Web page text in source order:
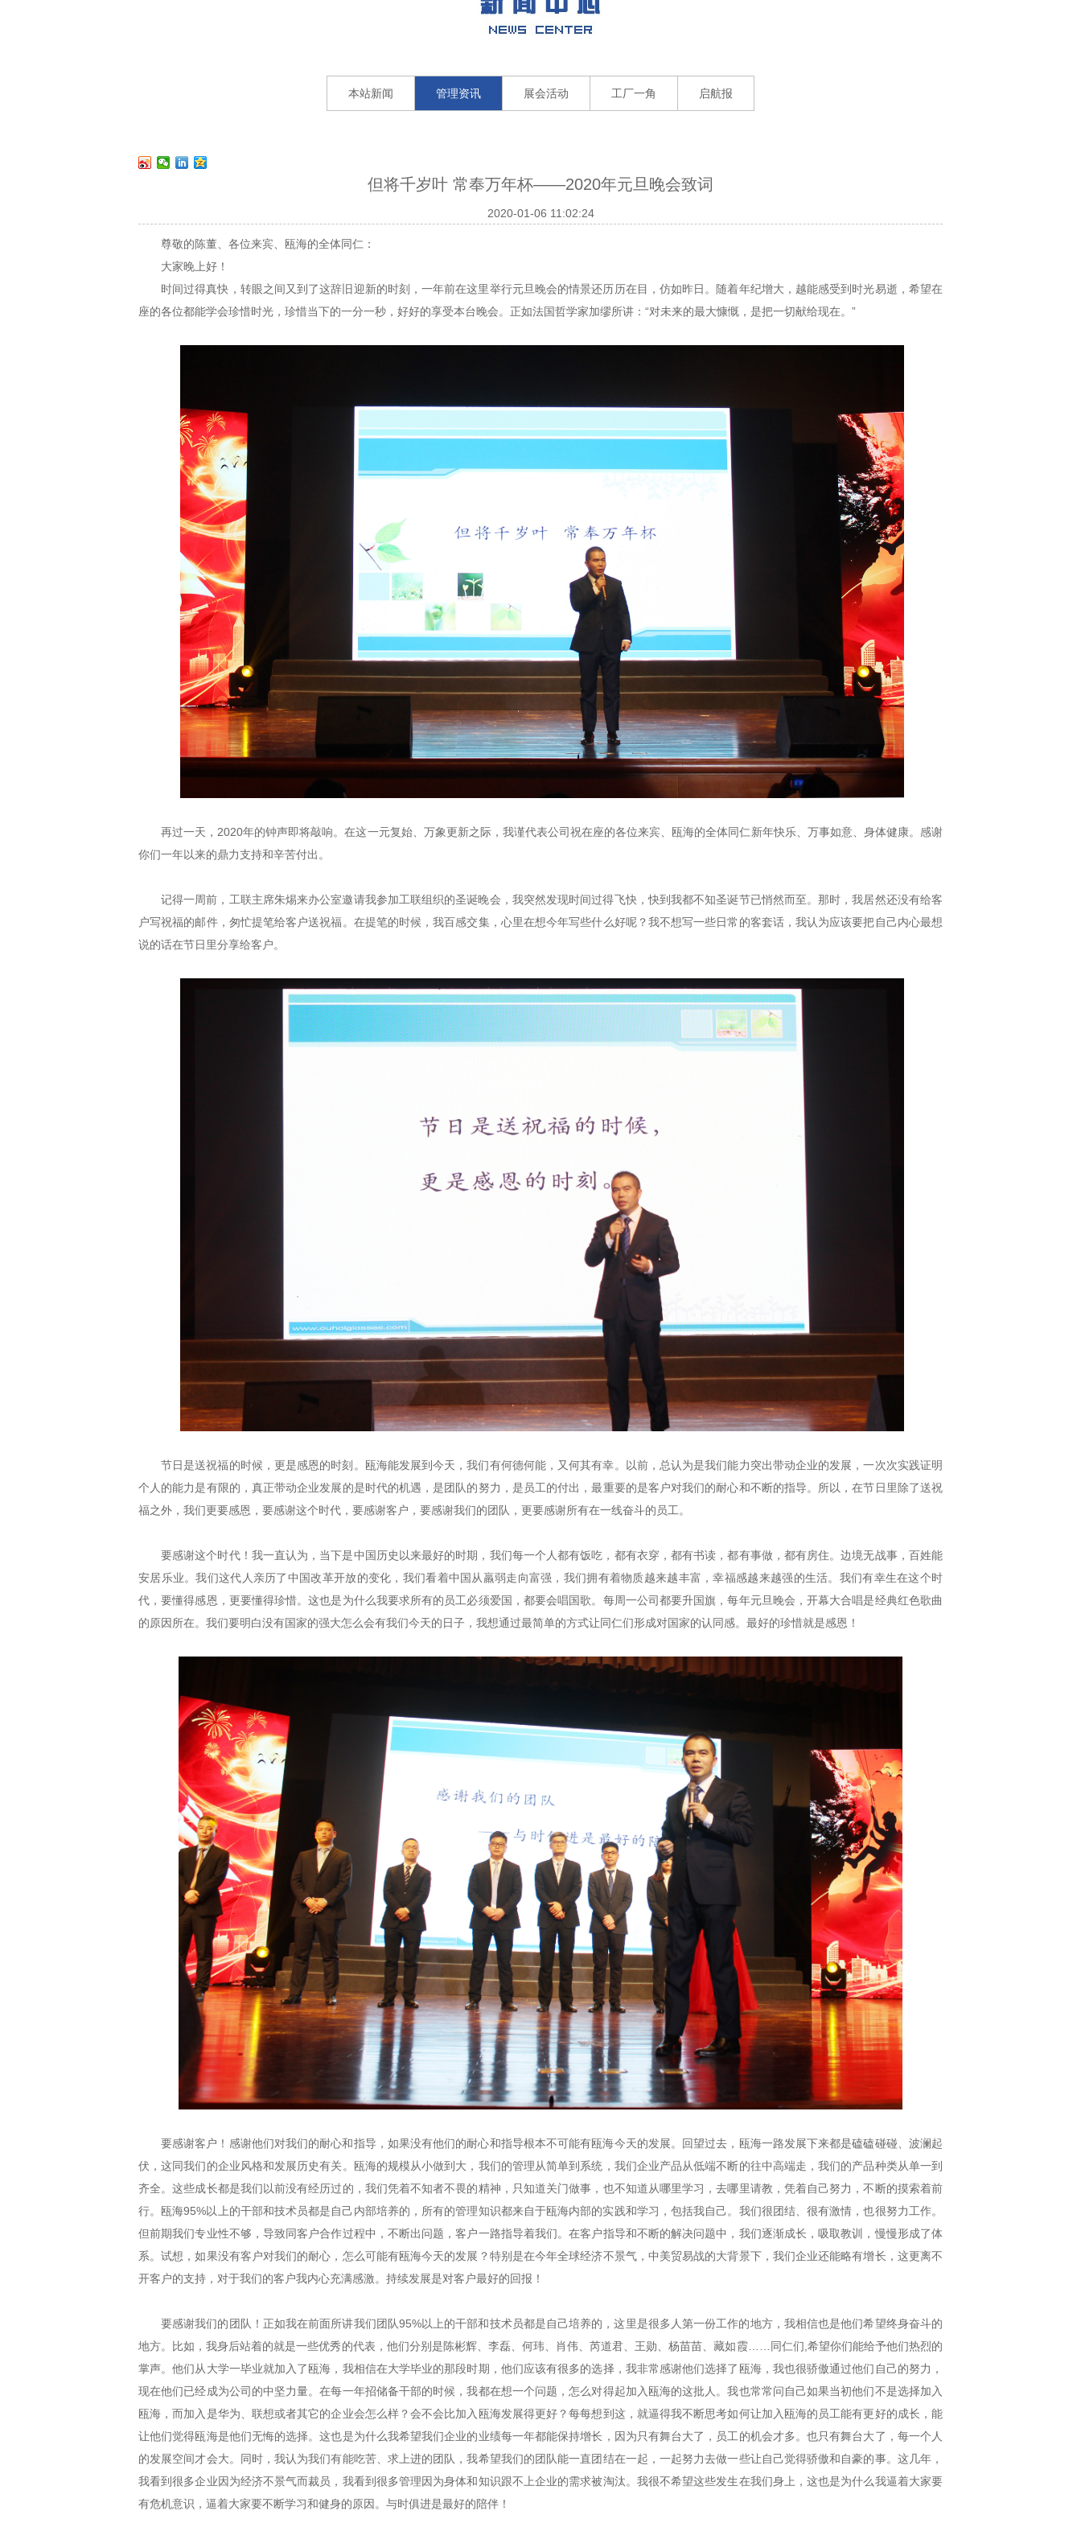
本站新闻 管理资讯 展会活动 工厂一角 启航报
但将千岁叶 常奉万年杯——2020年元旦晚会致词
2020-01-06 11:02:24
尊敬的陈董、各位来宾、瓯海的全体同仁：
大家晚上好！
时间过得真快，转眼之间又到了这辞旧迎新的时刻，一年前在这里举行元旦晚会的情景还历历在目，仿如昨日。随着年纪增大，越能感受到时光易逝，希望在
座的各位都能学会珍惜时光，珍惜当下的一分一秒，好好的享受本台晚会。正如法国哲学家加缪所讲：“对未来的最大慷慨，是把一切献给现在。”
再过一天，2020年的钟声即将敲响。在这一元复始、万象更新之际，我谨代表公司祝在座的各位来宾、瓯海的全体同仁新年快乐、万事如意、身体健康。感谢
你们一年以来的鼎力支持和辛苦付出。
记得一周前，工联主席朱焬来办公室邀请我参加工联组织的圣诞晚会，我突然发现时间过得飞快，快到我都不知圣诞节已悄然而至。那时，我居然还没有给客
户写祝福的邮件，匆忙提笔给客户送祝福。在提笔的时候，我百感交集，心里在想今年写些什么好呢？我不想写一些日常的客套话，我认为应该要把自己内心最想
说的话在节日里分享给客户。
节日是送祝福的时候，更是感恩的时刻。瓯海能发展到今天，我们有何德何能，又何其有幸。以前，总认为是我们能力突出带动企业的发展，一次次实践证明
个人的能力是有限的，真正带动企业发展的是时代的机遇，是团队的努力，是员工的付出，最重要的是客户对我们的耐心和不断的指导。所以，在节日里除了送祝
福之外，我们更要感恩，要感谢这个时代，要感谢客户，要感谢我们的团队，更要感谢所有在一线奋斗的员工。
要感谢这个时代！我一直认为，当下是中国历史以来最好的时期，我们每一个人都有饭吃，都有衣穿，都有书读，都有事做，都有房住。边境无战事，百姓能
安居乐业。我们这代人亲历了中国改革开放的变化，我们看着中国从羸弱走向富强，我们拥有着物质越来越丰富，幸福感越来越强的生活。我们有幸生在这个时
代，要懂得感恩，更要懂得珍惜。这也是为什么我要求所有的员工必须爱国，都要会唱国歌。每周一公司都要升国旗，每年元旦晚会，开幕大合唱是经典红色歌曲
的原因所在。我们要明白没有国家的强大怎么会有我们今天的日子，我想通过最简单的方式让同仁们形成对国家的认同感。最好的珍惜就是感恩！
要感谢客户！感谢他们对我们的耐心和指导，如果没有他们的耐心和指导根本不可能有瓯海今天的发展。回望过去，瓯海一路发展下来都是磕磕碰碰、波澜起
伏，这同我们的企业风格和发展历史有关。瓯海的规模从小做到大，我们的管理从简单到系统，我们企业产品从低端不断的往中高端走，我们的产品种类从单一到
齐全。这些成长都是我们以前没有经历过的，我们凭着不知者不畏的精神，只知道关门做事，也不知道从哪里学习，去哪里请教，凭着自己努力，不断的摸索着前
行。瓯海95%以上的干部和技术员都是自己内部培养的，所有的管理知识都来自于瓯海内部的实践和学习，包括我自己。我们很团结、很有激情，也很努力工作。
但前期我们专业性不够，导致同客户合作过程中，不断出问题，客户一路指导着我们。在客户指导和不断的解决问题中，我们逐渐成长，吸取教训，慢慢形成了体
系。试想，如果没有客户对我们的耐心，怎么可能有瓯海今天的发展？特别是在今年全球经济不景气，中美贸易战的大背景下，我们企业还能略有增长，这更离不
开客户的支持，对于我们的客户我内心充满感激。持续发展是对客户最好的回报！
要感谢我们的团队！正如我在前面所讲我们团队95%以上的干部和技术员都是自己培养的，这里是很多人第一份工作的地方，我相信也是他们希望终身奋斗的
地方。比如，我身后站着的就是一些优秀的代表，他们分别是陈彬辉、李磊、何玮、肖伟、芮道君、王勋、杨苗苗、藏如霞……同仁们,希望你们能给予他们热烈的
掌声。他们从大学一毕业就加入了瓯海，我相信在大学毕业的那段时期，他们应该有很多的选择，我非常感谢他们选择了瓯海，我也很骄傲通过他们自己的努力，
现在他们已经成为公司的中坚力量。在每一年招储备干部的时候，我都在想一个问题，怎么对得起加入瓯海的这批人。我也常常问自己如果当初他们不是选择加入
瓯海，而加入是华为、联想或者其它的企业会怎么样？会不会比加入瓯海发展得更好？每每想到这，就逼得我不断思考如何让加入瓯海的员工能有更好的成长，能
让他们觉得瓯海是他们无悔的选择。这也是为什么我希望我们企业的业绩每一年都能保持增长，因为只有舞台大了，员工的机会才多。也只有舞台大了，每一个人
的发展空间才会大。同时，我认为我们有能吃苦、求上进的团队，我希望我们的团队能一直团结在一起，一起努力去做一些让自己觉得骄傲和自豪的事。这几年，
我看到很多企业因为经济不景气而裁员，我看到很多管理因为身体和知识跟不上企业的需求被淘汰。我很不希望这些发生在我们身上，这也是为什么我逼着大家要
有危机意识，逼着大家要不断学习和健身的原因。与时俱进是最好的陪伴！